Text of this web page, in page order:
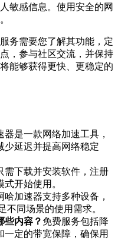
敏感信息。使用安全的网
务需要您了解其功能，定
，参与社区交流，并保持
能够获得更快、更稳定的
器是一款网络加速工具，
少延迟并提高网络稳定
需下载并安装软件，注册
开始使用。
哈加速器支持多种设备，
不同场景的使用需求。
些内容？ 免费服务包括降
定的带宽保障，确保用